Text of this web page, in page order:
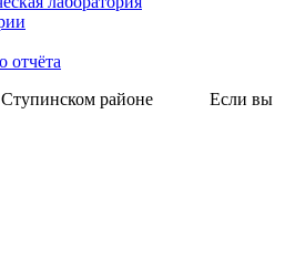
Если вы